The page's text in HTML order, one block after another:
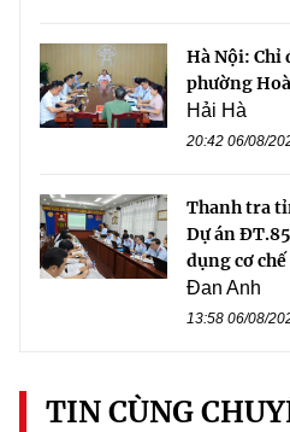
Hà Nội: Chỉ
phường
Hải Hà
20:42 06/08/
Thanh tra
Dự án
dụng cơ
Đan Anh
13:58 06/08/
TIN CÙNG